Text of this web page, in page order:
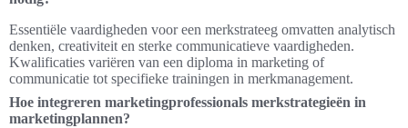
Essentiële vaardigheden voor een merkstrateeg omvatten analytisch
denken, creativiteit en sterke communicatieve vaardigheden.
Kwalificaties variëren van een diploma in marketing of
communicatie tot specifieke trainingen in merkmanagement.
Hoe integreren marketingprofessionals merkstrategieën in
marketingplannen?